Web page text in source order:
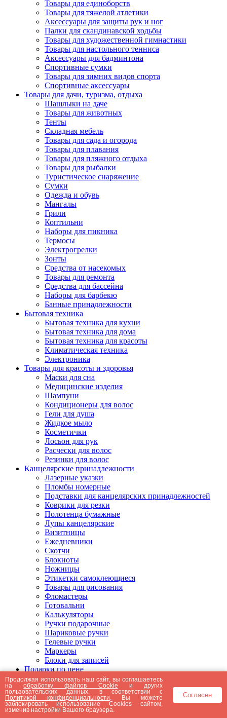
Товары для единоборств
Товары для тяжелой атлетики
Аксессуары для защиты рук и ног
Палки для скандинавской ходьбы
Товары для художественной гимнастики
Товары для настольного тенниса
Аксессуары для бадминтона
Спортивные сумки
Товары для зимних видов спорта
Спортивные аксессуары
Товары для дачи, туризма, отдыха
Шашлыки на даче
Товары для животных
Тенты
Складная мебель
Товары для сада и огорода
Товары для плавания
Товары для пляжного отдыха
Товары для рыбалки
Туристическое снаряжение
Сумки
Одежда и обувь
Мангалы
Грили
Коптильни
Наборы для пикника
Термосы
Электрогрелки
Зонты
Средства от насекомых
Товары для ремонта
Средства для бассейна
Наборы для барбекю
Банные принадлежности
Бытовая техника
Бытовая техника для кухни
Бытовая техника для дома
Бытовая техника для красоты
Климатическая техника
Электроника
Товары для красоты и здоровья
Маски для сна
Медицинские изделия
Шампуни
Кондиционеры для волос
Гели для душа
Жидкое мыло
Косметички
Лосьон для рук
Расчески для волос
Резинки для волос
Канцелярские принадлежности
Лазерные указки
Пломбы номерные
Подставки для канцелярских принадлежностей
Коврики для резки
Полотенца бумажные
Лупы канцелярские
Визитницы
Ежедневники
Скотчи
Блокноты
Ножницы
Этикетки самоклеющиеся
Товары для рисования
Фломастеры
Готовальни
Калькуляторы
Ручки подарочные
Шариковые ручки
Гелевые ручки
Маркеры
Блоки для записей
Подарки по цене
Подарки от 5000 рублей
Подарки до 5000 рублей
Подарки до 3000 рублей
Подарки до 2000 рублей
Подарки до 1000 рублей
Продолжая использовать наш сайт, вы соглашаетесь
наобработку файлов Cookie и других
пользовательских данных, в соответствии с
Политикой конфиденциальности . Вы можете
заблокировать использование Cookies сайтом,
изменив настройки Вашего браузера.
Согласен